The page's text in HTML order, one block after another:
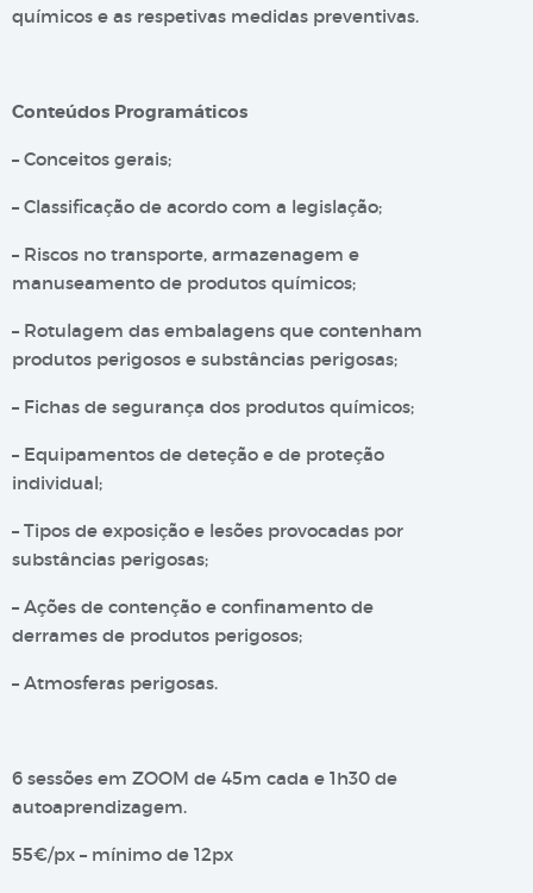
químicos e as respetivas medidas preventivas.
Conteúdos Programáticos
– Conceitos gerais;
– Classificação de acordo com a legislação;
– Riscos no transporte, armazenagem e
manuseamento de produtos químicos;
– Rotulagem das embalagens que contenham
produtos perigosos e substâncias perigosas;
– Fichas de segurança dos produtos químicos;
– Equipamentos de deteção e de proteção
individual;
– Tipos de exposição e lesões provocadas por
substâncias perigosas;
– Ações de contenção e confinamento de
derrames de produtos perigosos;
– Atmosferas perigosas.
6 sessões em ZOOM de 45m cada e 1h30 de
autoaprendizagem.
55€/px – mínimo de 12px